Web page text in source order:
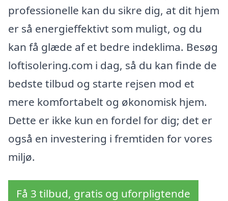
professionelle kan du sikre dig, at dit hjem
er så energieffektivt som muligt, og du
kan få glæde af et bedre indeklima. Besøg
loftisolering.com i dag, så du kan finde de
bedste tilbud og starte rejsen mod et
mere komfortabelt og økonomisk hjem.
Dette er ikke kun en fordel for dig; det er
også en investering i fremtiden for vores
miljø.
Få 3 tilbud, gratis og uforpligtende